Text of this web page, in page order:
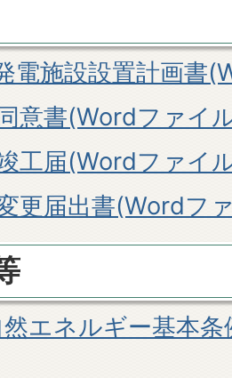
施設設置計画書
書(Wordファイ
工届(Wordファイ
届出書(Wordフ
エネルギー基本